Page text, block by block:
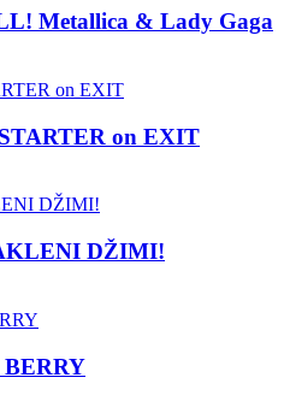
Metallica & Lady Gaga
on EXIT
DŽIMI!